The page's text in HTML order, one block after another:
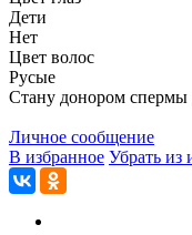
Дети
Нет
Цвет волос
Русые
Стану донором спермы
Личное сообщение
В избранное Убрать из